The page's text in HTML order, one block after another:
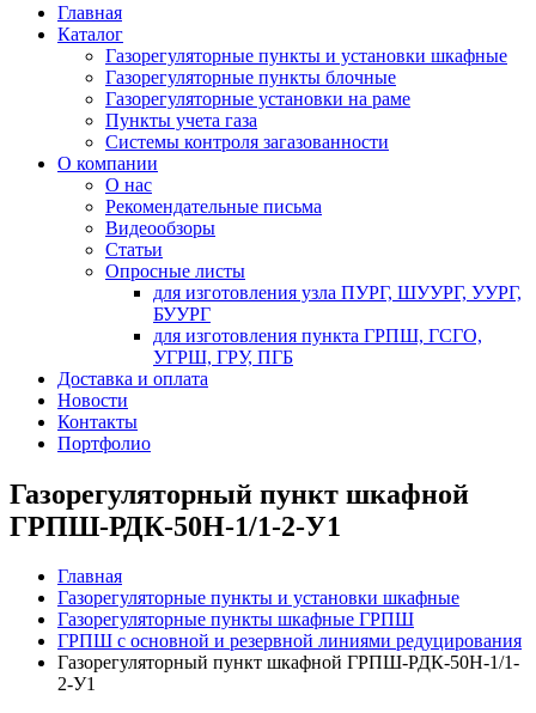
Главная
Каталог
Газорегуляторные пункты и установки шкафные
Газорегуляторные пункты блочные
Газорегуляторные установки на раме
Пункты учета газа
Системы контроля загазованности
О компании
О нас
Рекомендательные письма
Видеообзоры
Статьи
Опросные листы
для изготовления узла ПУРГ, ШУУРГ, УУРГ,
БУУРГ
для изготовления пункта ГРПШ, ГСГО,
УГРШ, ГРУ, ПГБ
Доставка и оплата
Новости
Контакты
Портфолио
Газорегуляторный пункт шкафной
ГРПШ-РДК-50Н-1/1-2-У1
Главная
Газорегуляторные пункты и установки шкафные
Газорегуляторные пункты шкафные ГРПШ
ГРПШ с основной и резервной линиями редуцирования
Газорегуляторный пункт шкафной ГРПШ-РДК-50Н-1/1-
2-У1